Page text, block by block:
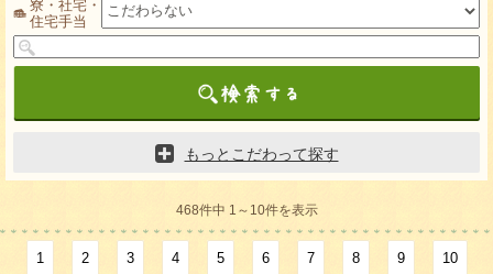
寮・社宅・
住宅手当
もっとこだわって探す
468件中 1～10件を表示
1 2 3 4 5 6 7 8 9 10